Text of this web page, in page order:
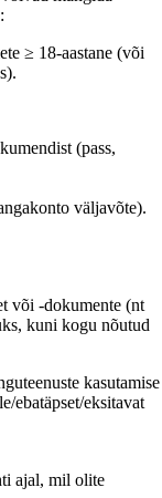
≥ 18-aastane (või
(pass,
väljavõte).
või -dokumente (nt
kuni kogu nõutud
kasutamise
ebatäpset/eksitavat
ajal, mil olite